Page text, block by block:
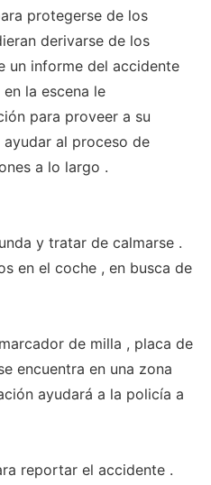
protegerse de los
derivarse de los
un informe del accidente
la escena le
para proveer a su
al proceso de
a lo largo .
y tratar de calmarse .
en el coche , en busca de
de milla , placa de
encuentra en una zona
ayudará a la policía a
reportar el accidente .